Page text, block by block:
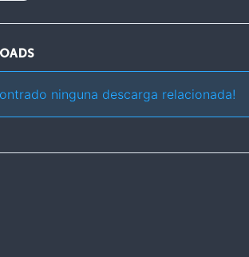
ninguna descarga relacionada!